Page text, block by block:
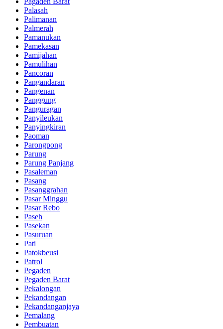
Palasah
Palimanan
Palmerah
Pamanukan
Pamekasan
Pamijahan
Pamulihan
Pancoran
Pangandaran
Pangenan
Panggung
Panguragan
Panyileukan
Panyingkiran
Paoman
Parongpong
Parung
Parung Panjang
Pasaleman
Pasang
Pasanggrahan
Pasar Minggu
Pasar Rebo
Paseh
Pasekan
Pasuruan
Pati
Patokbeusi
Patrol
Pegaden
Pegaden Barat
Pekalongan
Pekandangan
Pekandanganjaya
Pemalang
Pembuatan